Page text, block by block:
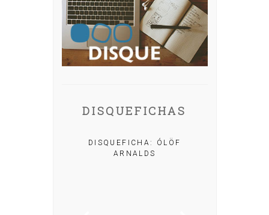
DISQUEFICHAS
DISQUEFICHA: ÓLÖF
ARNALDS